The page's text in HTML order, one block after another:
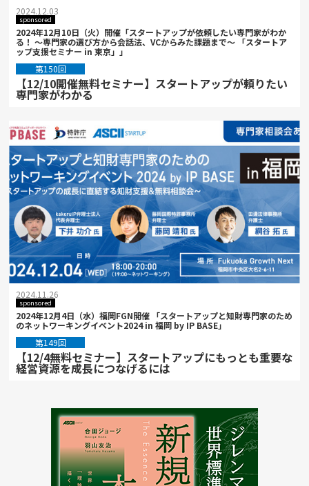
2024.12.03
sponsored
2024年12月10日（火）開催「スタートアップが依頼したい専門家がわか
る！ ～専門家の選び方から会話法、VCからみた課題まで～ 「スタートア
ップ支援セミナー in 東京」」
第150回
【12/10開催無料セミナー】スタートアップが頼りたい
専門家がわかる
2024.11.26
sponsored
2024年12月4日（水）福岡FGN開催 「スタートアップと知財専門家のため
のネットワーキングイベント2024 in 福岡 by IP BASE」
第149回
【12/4無料セミナー】スタートアップにもっとも重要な
経営資源を成長につなげるには